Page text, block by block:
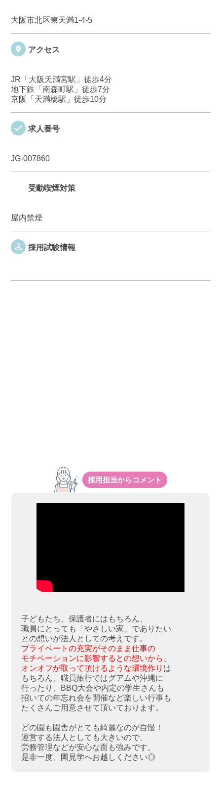
大阪市北区東天満1-4-5
アクセス
JR「大阪天満宮駅」徒歩4分
地下鉄「南森町駅」徒歩7分
京阪「天満橋駅」徒歩10分
求人番号
JG-007860
受動喫煙対策
屋内禁煙
採用試験情報
採用担当からコメント
子どもたち、保護者にはもちろん、
職員にとっても「やさしい家」でありたい
との想いが法人としての考えです。
プライベートの充実がそのまま仕事の
モチベーションに影響するとの想いから、
オンオフが取って頂けるような環境作り は
もちろん、職員旅行ではグアムや沖縄に
行ったり、BBQ大会や内定の学生さんも
招いての年忘れ会を開催など楽しい行事も
たくさんご用意させて頂いております。
どの園も園舎がとても綺麗なのが自慢！
運営する法人としても大きいので、
労務管理などが安心な面も強みです。
是非一度、園見学へお越しください◎